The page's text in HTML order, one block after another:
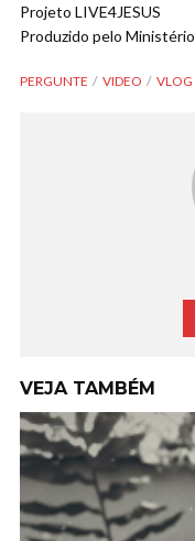
Projeto LIVE4JESUS
Produzido pelo
PERGUNTE VIDEO VLOG
VEJA TAMBÉM